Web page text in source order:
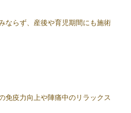
ならず、産後や育児期間にも施術
免疫力向上や陣痛中のリラックス